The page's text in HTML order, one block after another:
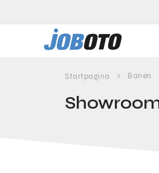
Startpagina Banen